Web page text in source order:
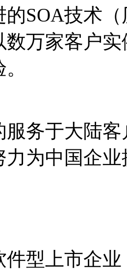
的SOA技术
数万家客户
服务于大陆
力为中国企
件型上市企